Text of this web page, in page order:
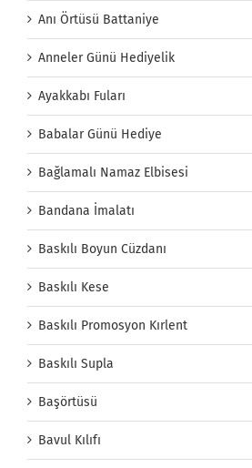
Anı Örtüsü Battaniye
Anneler Günü Hediyelik
Ayakkabı Fuları
Babalar Günü Hediye
Bağlamalı Namaz Elbisesi
Bandana İmalatı
Baskılı Boyun Cüzdanı
Baskılı Kese
Baskılı Promosyon Kırlent
Baskılı Supla
Başörtüsü
Bavul Kılıfı